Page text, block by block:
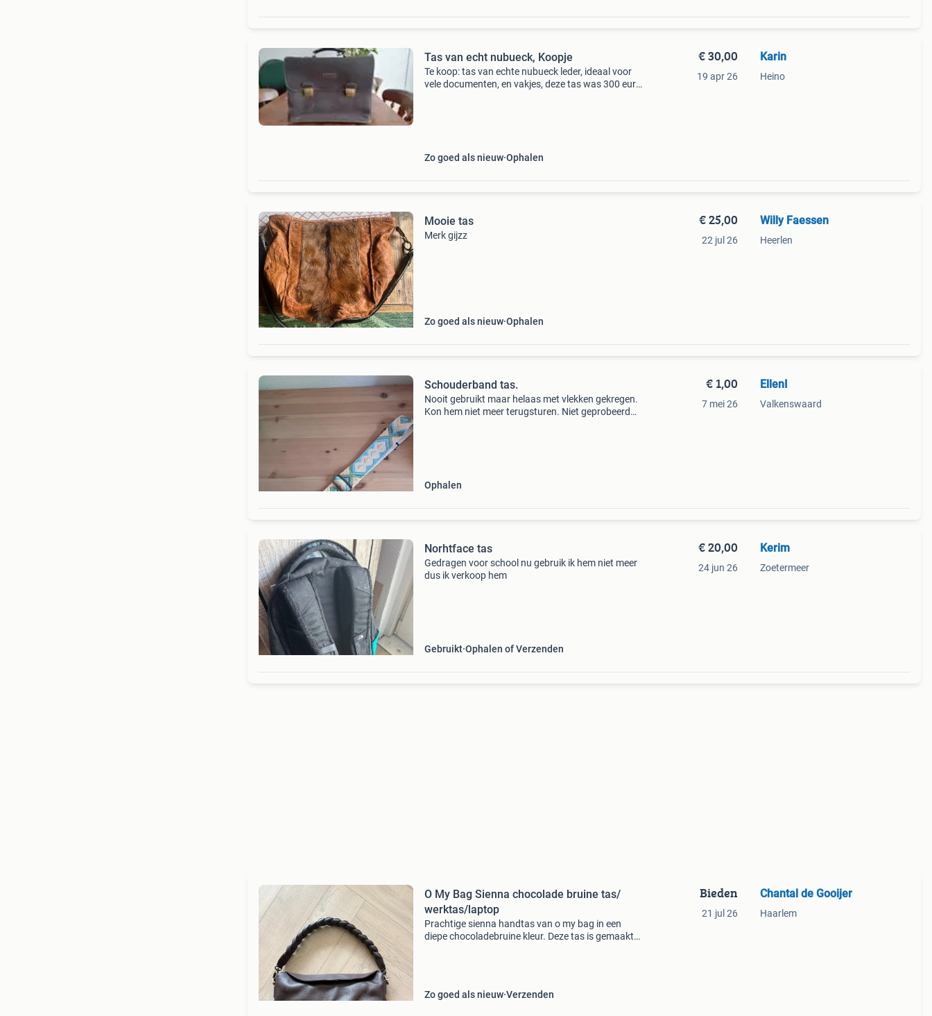
Tas van echt nubueck, Koopje
Te koop: tas van echte nubueck leder, ideaal voor
vele documenten, en vakjes, deze tas was 300 euro,
Zo goed als nieuw Ophalen
€ 30,00
19 apr 26
Karin
Heino
Mooie tas
Merk gijzz
Zo goed als nieuw Ophalen
€ 25,00
22 jul 26
Willy Faessen
Heerlen
Schouderband tas.
Nooit gebruikt maar helaas met vlekken gekregen.
Kon hem niet meer terugsturen. Niet geprobeerd
Ophalen
€ 1,00
7 mei 26
EllenI
Valkenswaard
Norhtface tas
Gedragen voor school nu gebruik ik hem niet meer
dus ik verkoop hem
Gebruikt Ophalen of Verzenden
€ 20,00
24 jun 26
Kerim
Zoetermeer
O My Bag Sienna chocolade bruine tas/
werktas/laptop
Prachtige sienna handtas van o my bag in een
diepe chocoladebruine kleur. Deze tas is gemaakt
Zo goed als nieuw Verzenden
Bieden
21 jul 26
Chantal de Gooijer
Haarlem